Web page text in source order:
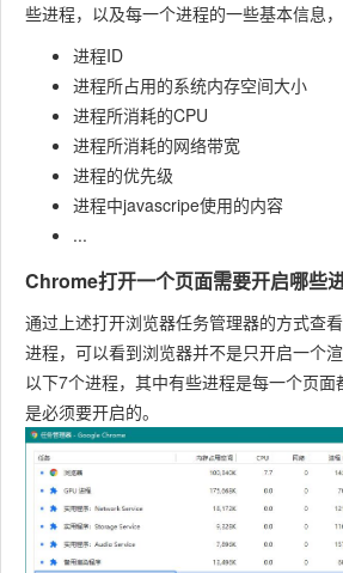
些进程，以及每一个进程的一些基本信息，
进程ID
进程所占用的系统内存空间大小
进程所消耗的CPU
进程所消耗的网络带宽
进程的优先级
进程中javascripe使用的内容
...
Chrome打开一个页面需要开启哪些进
通过上述打开浏览器任务管理器的方式查
进程，可以看到浏览器并不是只开启一个
以下7个进程，其中有些进程是每一个页
是必须要开启的。